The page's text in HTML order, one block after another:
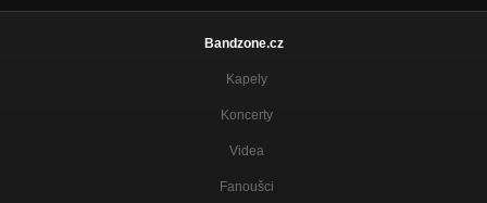
Bandzone.cz
Kapely
Koncerty
Videa
Fanoušci